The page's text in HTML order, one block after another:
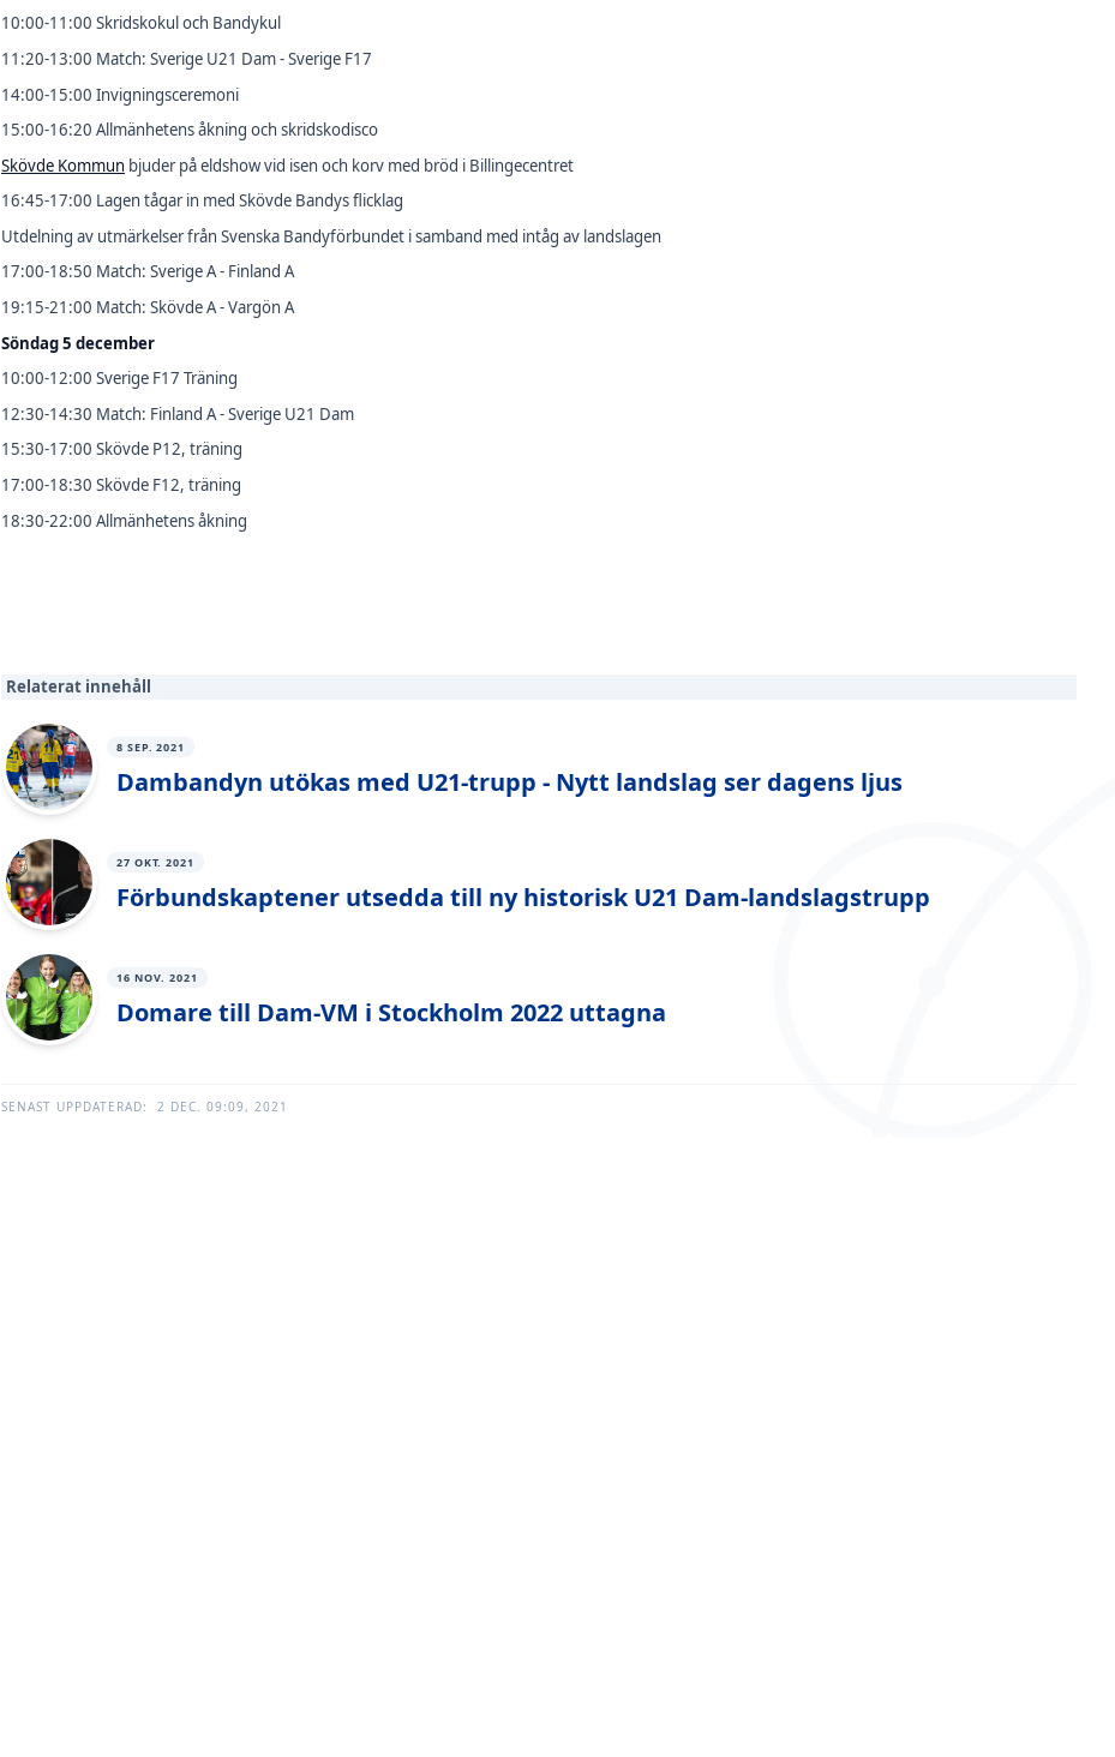
10:00-11:00 Skridskokul och Bandykul
11:20-13:00 Match: Sverige U21 Dam - Sverige F17
14:00-15:00 Invigningsceremoni
15:00-16:20 Allmänhetens åkning och skridskodisco
Skövde Kommun bjuder på eldshow vid isen och korv med bröd i Billingecentret
16:45-17:00 Lagen tågar in med Skövde Bandys flicklag
Utdelning av utmärkelser från Svenska Bandyförbundet i samband med intåg av landslagen
17:00-18:50 Match: Sverige A - Finland A
19:15-21:00 Match: Skövde A - Vargön A
Söndag 5 december
10:00-12:00 Sverige F17 Träning
12:30-14:30 Match: Finland A - Sverige U21 Dam
15:30-17:00 Skövde P12, träning
17:00-18:30 Skövde F12, träning
18:30-22:00 Allmänhetens åkning
Relaterat innehåll
8 SEP. 2021
Dambandyn utökas med U21-trupp - Nytt landslag ser dagens ljus
27 OKT. 2021
Förbundskaptener utsedda till ny historisk U21 Dam-landslagstrupp
16 NOV. 2021
Domare till Dam-VM i Stockholm 2022 uttagna
SENAST UPPDATERAD: 2 DEC. 09:09, 2021